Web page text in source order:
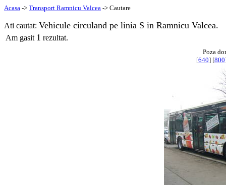
Acasa -> Transport Ramnicu Valcea -> Cautare
Ati cautat: Vehicule circuland pe linia S in Ramnicu Valcea.
Am gasit 1 rezultat.
Poza
[640] [800